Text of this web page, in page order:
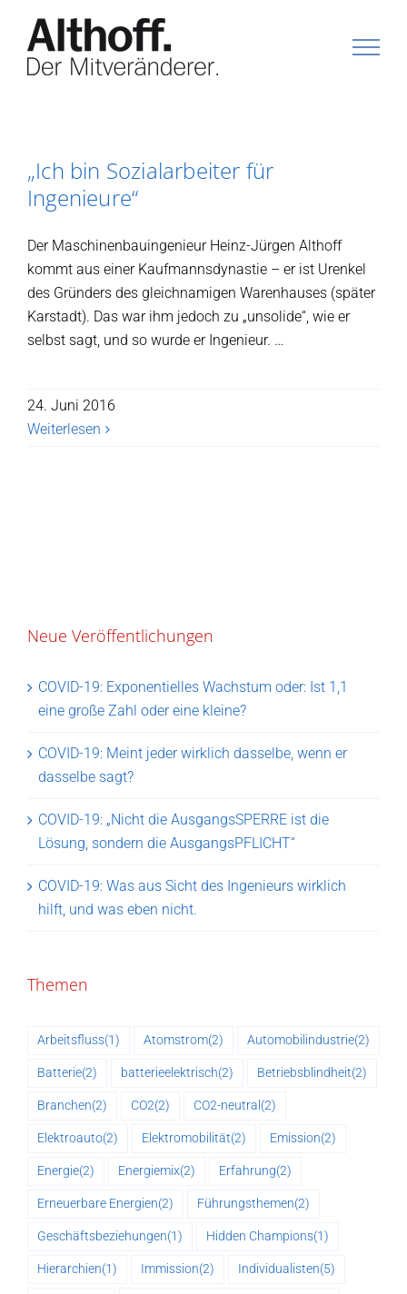
Inhalt
springen
„Ich bin Sozialarbeiter für
Ingenieure“
Der Maschinenbauingenieur Heinz-Jürgen Althoff
kommt aus einer Kaufmannsdynastie – er ist Urenkel
des Gründers des gleichnamigen Warenhauses (später
Karstadt). Das war ihm jedoch zu „unsolide“, wie er
selbst sagt, und so wurde er Ingenieur. …
24. Juni 2016
Weiterlesen
Neue Veröffentlichungen
COVID-19: Exponentielles Wachstum oder: Ist 1,1
eine große Zahl oder eine kleine?
COVID-19: Meint jeder wirklich dasselbe, wenn er
dasselbe sagt?
COVID-19: „Nicht die AusgangsSPERRE ist die
Lösung, sondern die AusgangsPFLICHT“
COVID-19: Was aus Sicht des Ingenieurs wirklich
hilft, und was eben nicht.
Themen
Arbeitsfluss(1) Atomstrom(2) Automobilindustrie(2)
Batterie(2) batterieelektrisch(2) Betriebsblindheit(2)
Branchen(2) CO2(2) CO2-neutral (2)
Elektroauto(2) Elektromobilität(2) Emission(2)
Energie(2) Energiemix(2) Erfahrung(2)
Erneuerbare Energien(2) Führungsthemen(2)
Geschäftsbeziehungen(1) Hidden Champions(1)
Hierarchien(1) Immission(2) Individualisten(5)